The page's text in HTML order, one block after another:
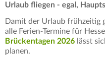
Urlaub fliegen - egal,
Damit der Urlaub frühzeitig
alle Ferien-Termine für
Brückentagen 2026 lässt
planen.